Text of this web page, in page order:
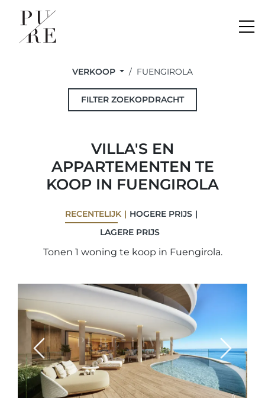
VERKOOP FUENGIROLA
FILTER ZOEKOPDRACHT
VILLA'S EN
APPARTEMENTEN TE
KOOP IN FUENGIROLA
RECENTELIJK
HOGERE PRIJS
LAGERE PRIJS
Tonen 1 woning te koop in Fuengirola.
Previous Next